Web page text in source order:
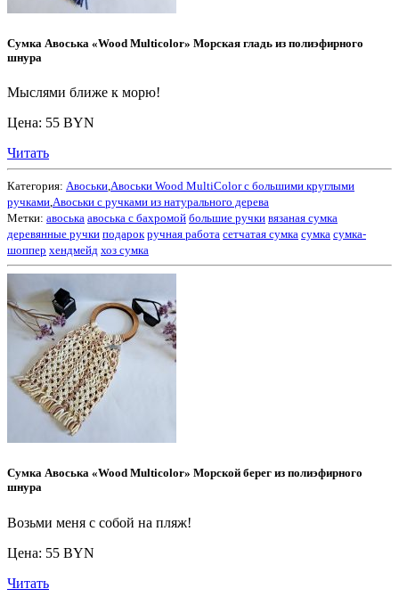
Сумка Авоська «Wood Multicolor» Морская гладь из полиэфирного
шнура
Мыслями ближе к морю!
Цена: 55 BYN
Читать
Категория: Авоськи,Авоськи Wood MultiColor с большими круглыми
ручками,Авоськи с ручками из натурального дерева
Метки: авоська авоська с бахромой большие ручки вязаная сумка
деревянные ручки подарок ручная работа сетчатая сумка сумка сумка-
шоппер хендмейд хоз сумка
Сумка Авоська «Wood Multicolor» Морской берег из полиэфирного
шнура
Возьми меня с собой на пляж!
Цена: 55 BYN
Читать